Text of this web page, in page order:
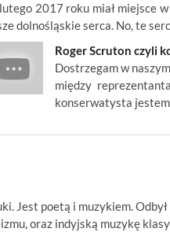
2017 roku miał miejsce
dolnośląskie serca. No, te
Roger Scruton czyli
Dostrzegam w
między
konserwatysta
Jest poetą i muzykiem.
oraz indyjską muzykę